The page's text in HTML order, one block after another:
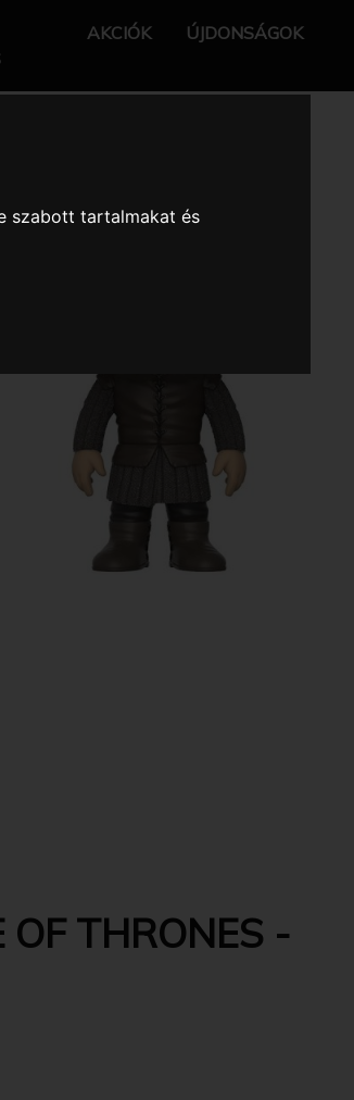
szabott tartalmakat és
AKCIÓK ÚJDONSÁGOK
OF THRONES -